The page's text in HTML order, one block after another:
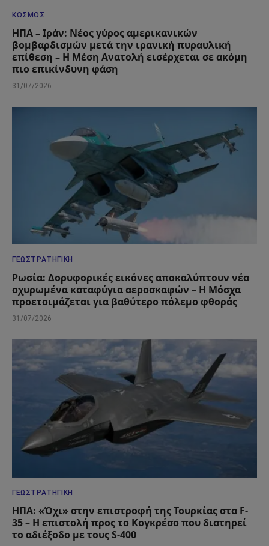
ΚΌΣΜΟΣ
ΗΠΑ – Ιράν: Νέος γύρος αμερικανικών
βομβαρδισμών μετά την ιρανική πυραυλική
επίθεση – Η Μέση Ανατολή εισέρχεται σε ακόμη
πιο επικίνδυνη φάση
31/07/2026
ΓΕΩΣΤΡΑΤΗΓΙΚΉ
Ρωσία: Δορυφορικές εικόνες αποκαλύπτουν νέα
οχυρωμένα καταφύγια αεροσκαφών – Η Μόσχα
προετοιμάζεται για βαθύτερο πόλεμο φθοράς
31/07/2026
ΓΕΩΣΤΡΑΤΗΓΙΚΉ
ΗΠΑ: «Όχι» στην επιστροφή της Τουρκίας στα F-
35 – Η επιστολή προς το Κογκρέσο που διατηρεί
το αδιέξοδο με τους S-400